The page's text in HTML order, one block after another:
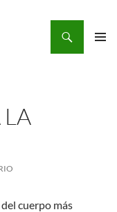
cuerpo más